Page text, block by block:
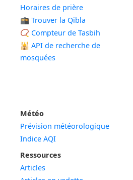
Horaires de prière
🕋 Trouver la Qibla
📿 Compteur de Tasbih
🕌 API de recherche de
mosquées
Météo
Prévision météorologique
Indice AQI
Ressources
Articles